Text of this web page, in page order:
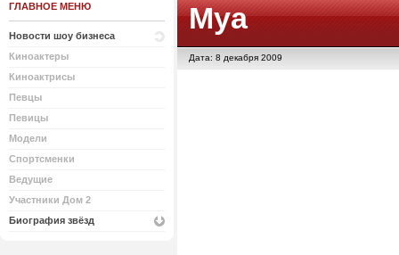
ГЛАВНОЕ МЕНЮ
Новости шоу бизнеса
Киноактеры
Киноактрисы
Певцы
Певицы
Модели
Спортсменки
Ведущие
Участники Дом 2
Биография звёзд
Mya
Дата: 8 декабря 2009